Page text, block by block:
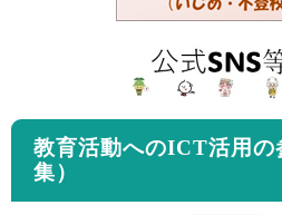
教育活動へのICT活用の
集）